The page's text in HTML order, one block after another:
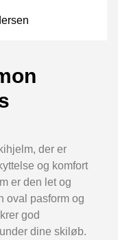
der er
og komfort
er den let og
oval pasform og
god
dine skiløb.